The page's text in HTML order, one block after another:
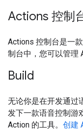
Actions 控制
Actions 控制台是一
制台中，您可以管理
Build
无论你是在开发通过
发下一款语音控制游
Action 的工具。 创建